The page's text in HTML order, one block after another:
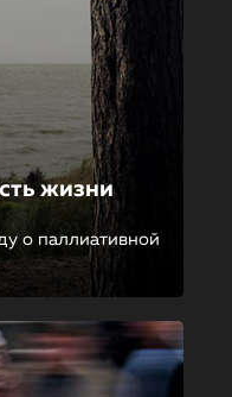
жизни
о паллиативной